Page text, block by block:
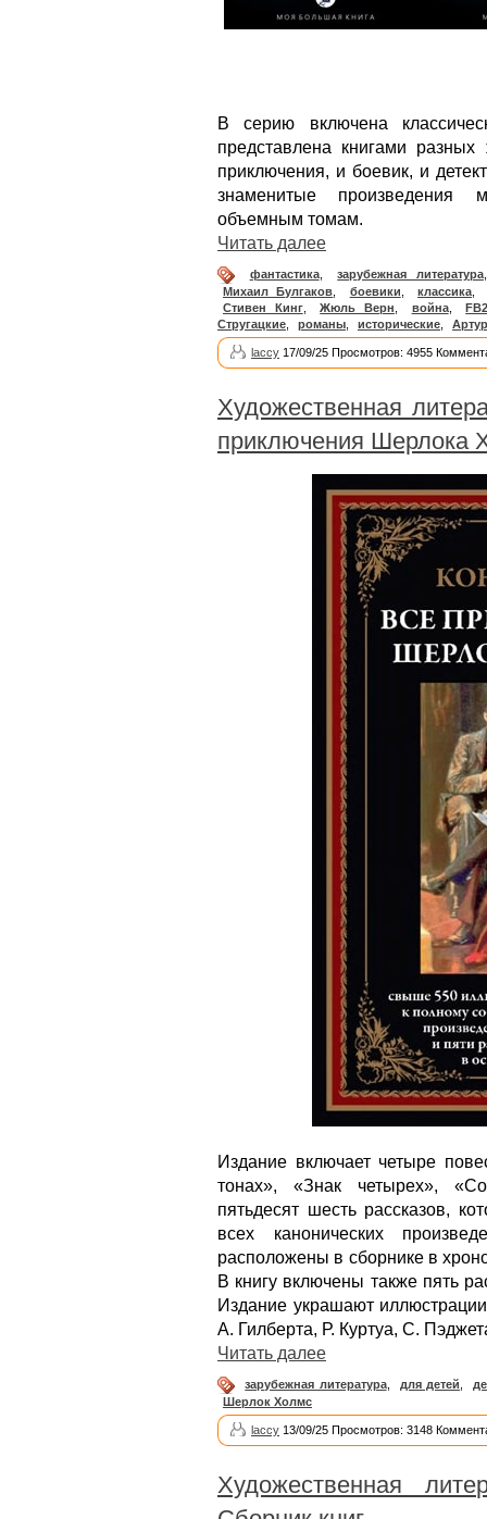
В серию включена
представлена книгами
приключения, и боевик, и
знаменитые произведения
объемным томам.
Читать далее
фантастика, зарубежная литература
Михаил Булгаков
боевики классика
Стивен Кинг, Жюль Верн война,
Стругацкие
романы исторические
laccy 17/09/25 Просмотров: 4955
Художественная
приключения Шерлока
Издание включает четыре
тонах», «Знак четырех»,
пятьдесят шесть рассказов,
всех канонических
расположены в сборнике в
В книгу включены также пять
Издание украшают
А. Гилберта, Р. Куртуа, С.
Читать далее
зарубежная литература, для детей
Шерлок Холмс
laccy 13/09/25 Просмотров: 3148
Художественная